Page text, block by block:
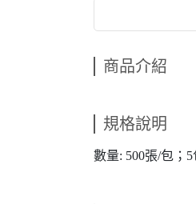
商品介紹
規格說明
數量: 500張/包；